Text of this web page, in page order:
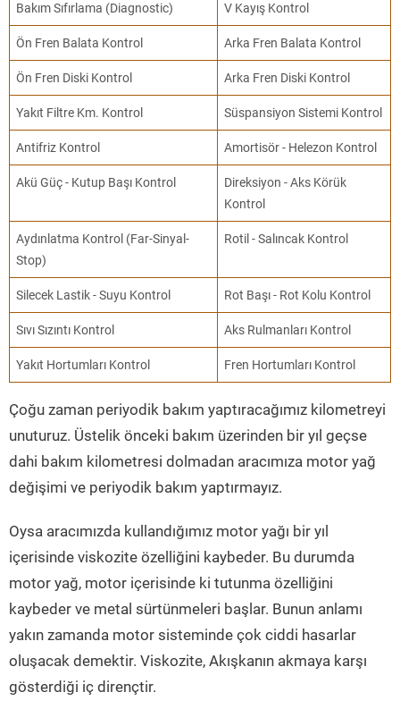
Bakım Sıfırlama (Diagnostic) V Kayış Kontrol
Ön Fren Balata Kontrol Arka Fren Balata Kontrol
Ön Fren Diski Kontrol Arka Fren Diski Kontrol
Yakıt Filtre Km. Kontrol Süspansiyon Sistemi Kontrol
Antifriz Kontrol Amortisör - Helezon Kontrol
Akü Güç - Kutup Başı Kontrol
Direksiyon - Aks Körük
Kontrol
Aydınlatma Kontrol (Far-Sinyal-
Stop)
Rotil - Salıncak Kontrol
Silecek Lastik - Suyu Kontrol Rot Başı - Rot Kolu Kontrol
Sıvı Sızıntı Kontrol Aks Rulmanları Kontrol
Yakıt Hortumları Kontrol Fren Hortumları Kontrol
Çoğu zaman periyodik bakım yaptıracağımız kilometreyi
unuturuz. Üstelik önceki bakım üzerinden bir yıl geçse
dahi bakım kilometresi dolmadan aracımıza motor yağ
değişimi ve periyodik bakım yaptırmayız.
Oysa aracımızda kullandığımız motor yağı bir yıl
içerisinde viskozite özelliğini kaybeder. Bu durumda
motor yağ, motor içerisinde ki tutunma özelliğini
kaybeder ve metal sürtünmeleri başlar. Bunun anlamı
yakın zamanda motor sisteminde çok ciddi hasarlar
oluşacak demektir. Viskozite, Akışkanın akmaya karşı
gösterdiği iç dirençtir.